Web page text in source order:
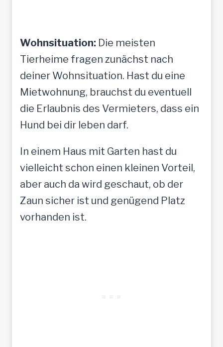
Wohnsituation: Die meisten
Tierheime fragen zunächst nach
deiner Wohnsituation. Hast du eine
Mietwohnung, brauchst du eventuell
die Erlaubnis des Vermieters, dass ein
Hund bei dir leben darf.
In einem Haus mit Garten hast du
vielleicht schon einen kleinen Vorteil,
aber auch da wird geschaut, ob der
Zaun sicher ist und genügend Platz
vorhanden ist.